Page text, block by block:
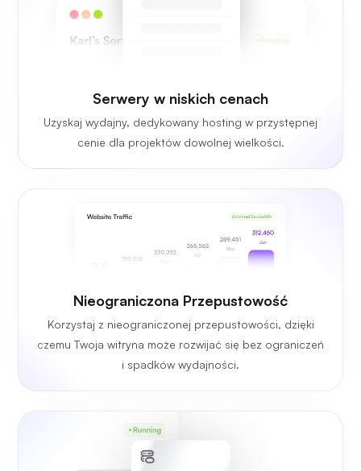
Serwery w niskich cenach
Uzyskaj wydajny, dedykowany hosting w przystępnej
cenie dla projektów dowolnej wielkości.
Nieograniczona Przepustowość
Korzystaj z nieograniczonej przepustowości, dzięki
czemu Twoja witryna może rozwijać się bez ograniczeń
i spadków wydajności.